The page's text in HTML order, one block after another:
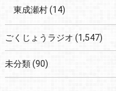
東成瀬村(14)
ごくじょうラジオ (1,547)
未分類(90)